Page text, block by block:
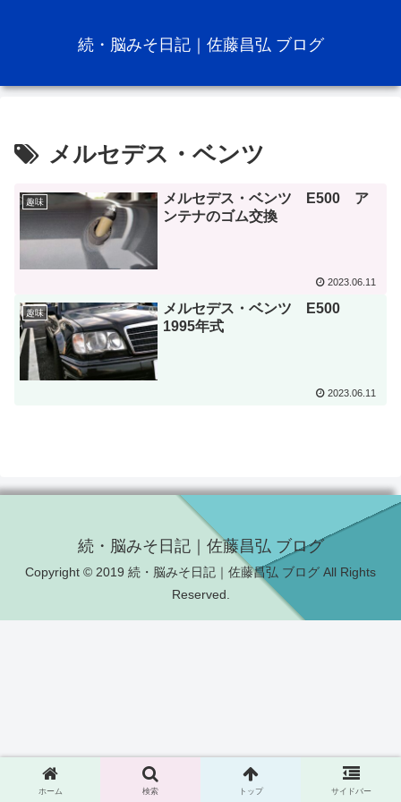
続・脳みそ日記｜佐藤昌弘 ブログ
メルセデス・ベンツ
趣味
メルセデス・ベンツ E500 ア
ンテナのゴム交換
2023.06.11
趣味
メルセデス・ベンツ E500
1995年式
2023.06.11
続・脳みそ日記｜佐藤昌弘 ブログ
Copyright © 2019 続・脳みそ日記｜佐藤昌弘 ブログ All Rights
Reserved.
ホーム 検索 トップ サイドバー